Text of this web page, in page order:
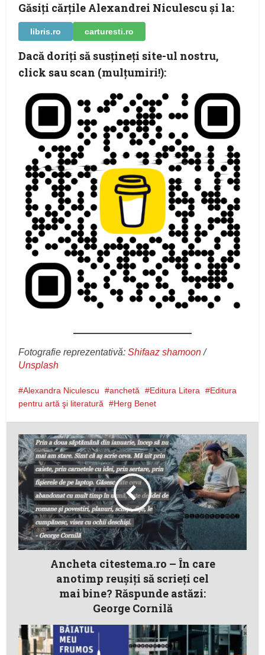
Găsiţi cărţile Alexandrei Niculescu şi la:
libris.ro carturesti.ro
Dacă doriţi să susţineţi site-ul nostru,
click sau scan (mulţumiri!):
Fotografie reprezentativă:Shifaaz shamoon/
Unsplash
Alexandra Niculescu anchetă Editura Litera
Editura
pentru artă şi literatură
Herg Benet
Ancheta citestema.ro – În care
anotimp reuşiţi să scrieţi cel
mai bine? Răspunde astăzi:
George Cornilă